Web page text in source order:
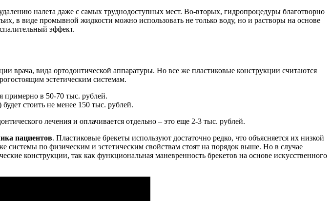
налета даже с самых труднодоступных мест. Во-вторых, гидропроцедуры благотворно
в виде промывной жидкости можно использовать не только воду, но и растворы на основе
эффект.
врача, вида ортодонтической аппаратуры. Но все же пластиковые конструкции считаются
эстетическим системам.
примерно в 50-70 тыс. рублей.
стоить не менее 150 тыс. рублей.
лечения и оплачивается отдельно – это еще 2-3 тыс. рублей.
пациентов. Пластиковые брекеты используют достаточно редко, что объясняется их низкой
по физическим и эстетическим свойствам стоят на порядок выше. Но в случае
конструкции, так как функциональная маневренность брекетов на основе искусственного